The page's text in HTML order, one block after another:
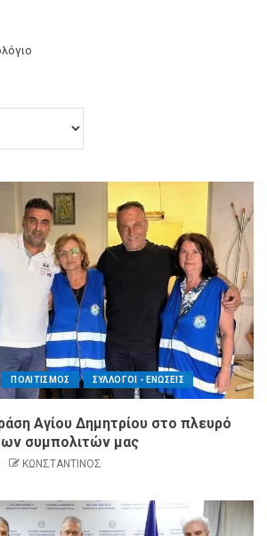
ΠΟΛΙΤΙΣΜΟΣ ΣΥΛΛΟΓΟΙ - ΕΝΩΣΕΙΣ
Αγίου Δημητρίου στο πλευρό
συμπολιτών μας
ΚΩΝΣΤΑΝΤΙΝΟΣ